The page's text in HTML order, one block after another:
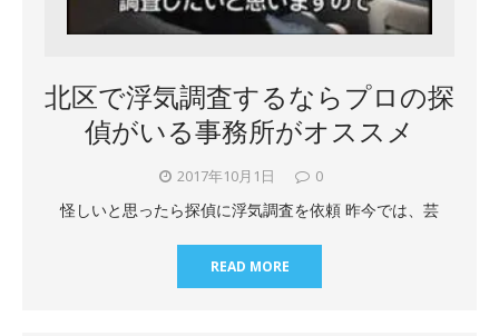
北区で浮気調査するならプロの探
偵がいる事務所がオススメ
2017年10月1日 0
怪しいと思ったら探偵に浮気調査を依頼 昨今では、芸
READ MORE